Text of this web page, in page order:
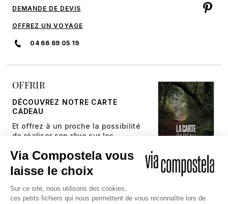
DEMANDE DE DEVIS
OFFREZ UN VOYAGE
04 66 69 05 19
OFFRIR
DÉCOUVREZ NOTRE CARTE
CADEAU
Et offrez à un proche la possibilité
de réaliser son rêve sur les
JE DÉCOUVRE